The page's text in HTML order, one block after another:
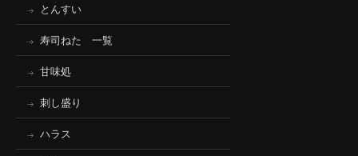
とんすい
寿司ねた 一覧
甘味処
刺し盛り
ハラス